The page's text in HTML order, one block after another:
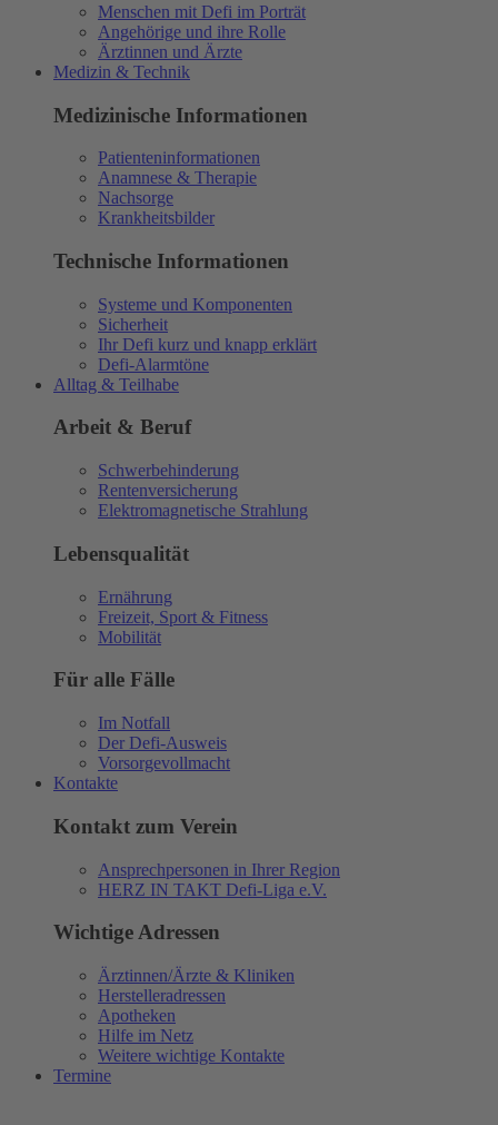
Menschen mit Defi im Porträt
Angehörige und ihre Rolle
Ärztinnen und Ärzte
Medizin & Technik
Medizinische Informationen
Patienteninformationen
Anamnese & Therapie
Nachsorge
Krankheitsbilder
Technische Informationen
Systeme und Komponenten
Sicherheit
Ihr Defi kurz und knapp erklärt
Defi-Alarmtöne
Alltag & Teilhabe
Arbeit & Beruf
Schwerbehinderung
Rentenversicherung
Elektromagnetische Strahlung
Lebensqualität
Ernährung
Freizeit, Sport & Fitness
Mobilität
Für alle Fälle
Im Notfall
Der Defi-Ausweis
Vorsorgevollmacht
Kontakte
Kontakt zum Verein
Ansprechpersonen in Ihrer Region
HERZ IN TAKT Defi-Liga e.V.
Wichtige Adressen
Ärztinnen/Ärzte & Kliniken
Herstelleradressen
Apotheken
Hilfe im Netz
Weitere wichtige Kontakte
Termine